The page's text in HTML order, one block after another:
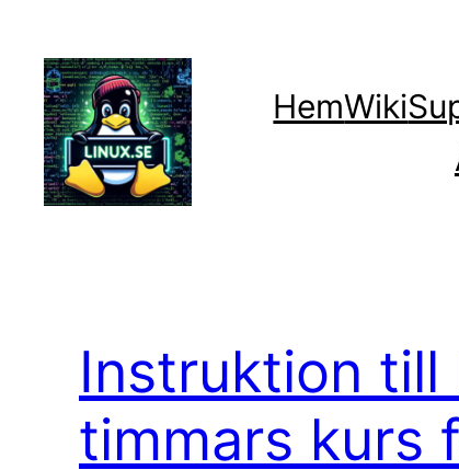
innehåll
HemWiki
Instruktion till
timmars kurs